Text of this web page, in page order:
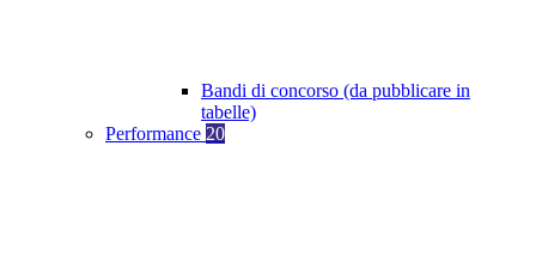
Bandi di concorso (da pubblicare in
tabelle)
Performance 20